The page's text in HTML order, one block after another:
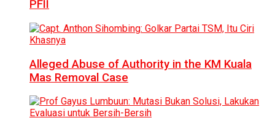
PFII
Alleged Abuse of Authority in the KM Kuala
Mas Removal Case